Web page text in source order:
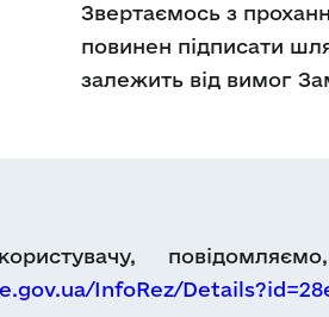
Звертаємось з
повинен підписати
залежить від вимог
InfoRez/